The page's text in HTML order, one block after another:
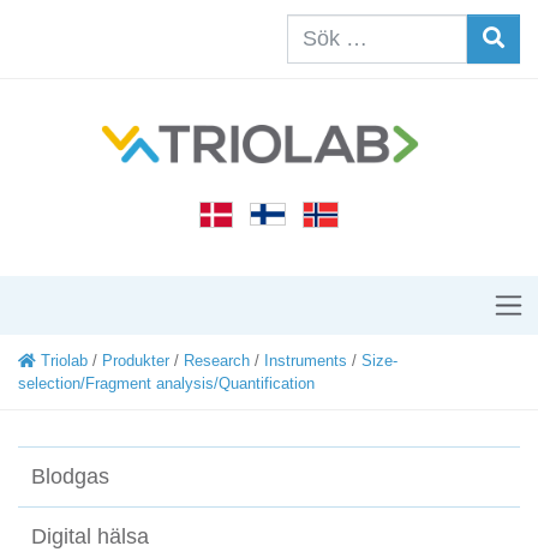
Triolab / Produkter / Research / Instruments / Size-
selection/Fragment analysis/Quantification
Blodgas
Digital hälsa